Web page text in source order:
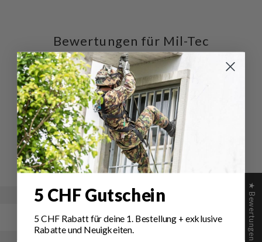
Bewertungen für Mil-Tec
Magazintasche Open Top
Flex Single
Schreiben Sie die erste Bewertung
Schreibe
eine
Bewertung
Eine
Frage
stellen
★ Bewertungen
5 CHF Gutschein
5 CHF Rabatt für deine 1. Bestellung+ exklusive
Rabatte und Neuigkeiten.